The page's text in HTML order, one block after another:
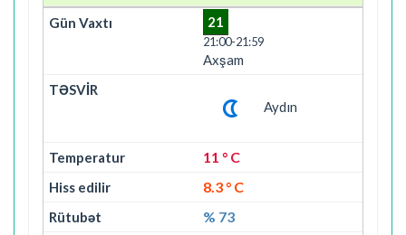
21
21:00-21:59
Axşam
Aydın
11 ° C
8.3 ° C
% 73